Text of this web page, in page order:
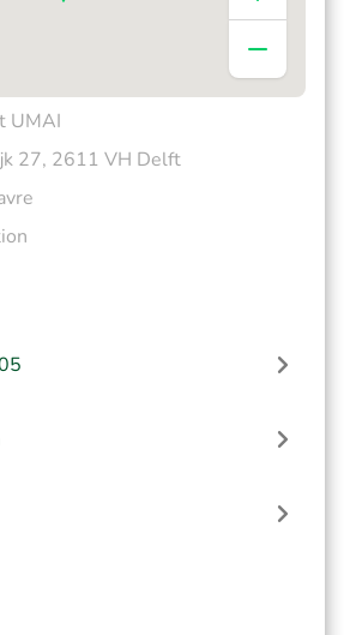
UMAI
27, 2611 VH Delft